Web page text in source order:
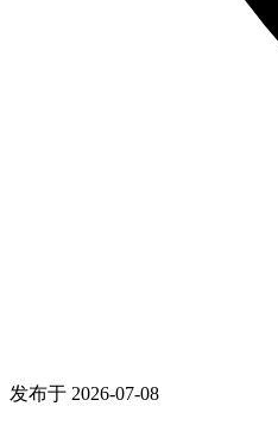
发布于 2026-07-08